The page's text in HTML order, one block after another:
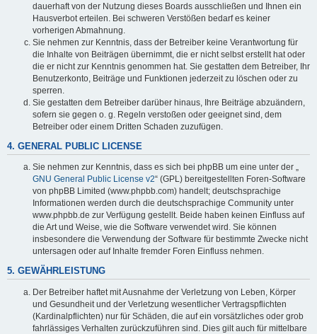
dauerhaft von der Nutzung dieses Boards ausschließen und Ihnen ein
Hausverbot erteilen. Bei schweren Verstößen bedarf es keiner
vorherigen Abmahnung.
Sie nehmen zur Kenntnis, dass der Betreiber keine Verantwortung für
die Inhalte von Beiträgen übernimmt, die er nicht selbst erstellt hat oder
die er nicht zur Kenntnis genommen hat. Sie gestatten dem Betreiber, Ihr
Benutzerkonto, Beiträge und Funktionen jederzeit zu löschen oder zu
sperren.
Sie gestatten dem Betreiber darüber hinaus, Ihre Beiträge abzuändern,
sofern sie gegen o. g. Regeln verstoßen oder geeignet sind, dem
Betreiber oder einem Dritten Schaden zuzufügen.
4. GENERAL PUBLIC LICENSE
Sie nehmen zur Kenntnis, dass es sich bei phpBB um eine unter der „
GNU General Public License v2“ (GPL) bereitgestellten Foren-Software
von phpBB Limited (www.phpbb.com) handelt; deutschsprachige
Informationen werden durch die deutschsprachige Community unter
www.phpbb.de zur Verfügung gestellt. Beide haben keinen Einfluss auf
die Art und Weise, wie die Software verwendet wird. Sie können
insbesondere die Verwendung der Software für bestimmte Zwecke nicht
untersagen oder auf Inhalte fremder Foren Einfluss nehmen.
5. GEWÄHRLEISTUNG
Der Betreiber haftet mit Ausnahme der Verletzung von Leben, Körper
und Gesundheit und der Verletzung wesentlicher Vertragspflichten
(Kardinalpflichten) nur für Schäden, die auf ein vorsätzliches oder grob
fahrlässiges Verhalten zurückzuführen sind. Dies gilt auch für mittelbare